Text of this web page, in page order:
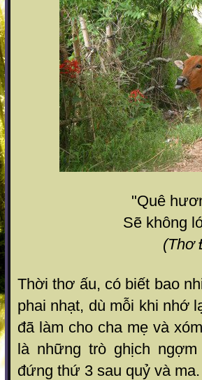
"Quê
Sẽ không
(Thơ
Thời thơ ấu, có biết bao
phai nhạt, dù mỗi khi nhớ
đã làm cho cha mẹ và
là những trò ghịch
đứng thứ 3 sau quỷ và ma.